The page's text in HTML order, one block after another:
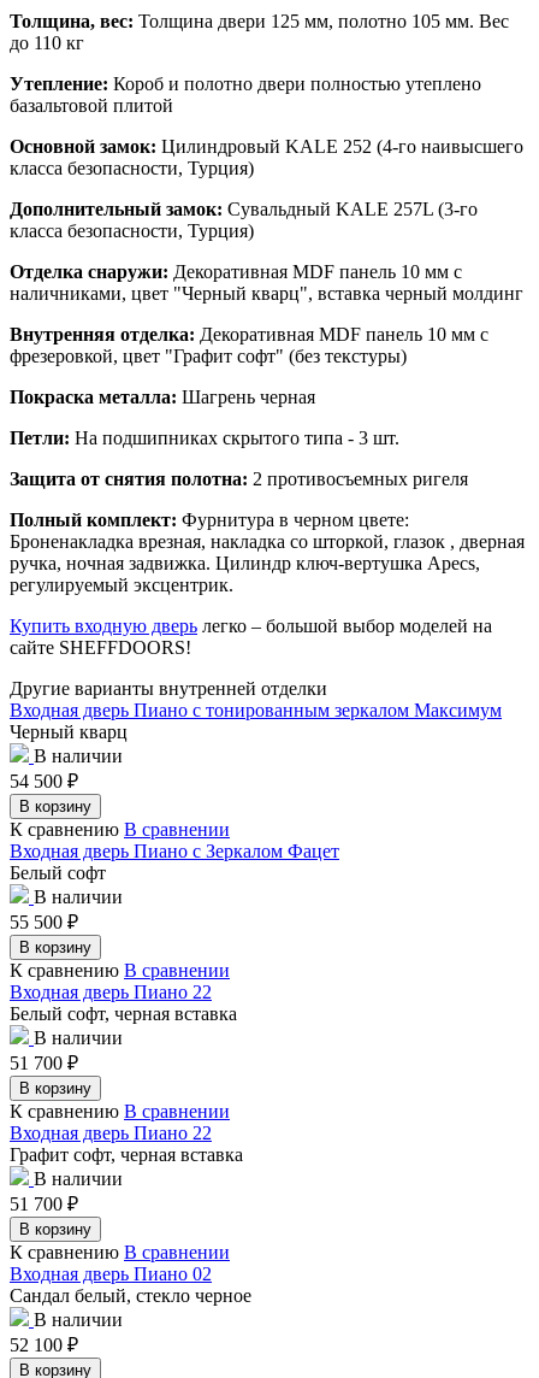
Толщина, вес: Толщина двери 125 мм, полотно 105 мм. Вес
до 110 кг
Утепление: Короб и полотно двери полностью утеплено
базальтовой плитой
Основной замок: Цилиндровый KALE 252 (4-го наивысшего
класса безопасности, Турция)
Дополнительный замок: Сувальдный KALE 257L (3-го
класса безопасности, Турция)
Отделка снаружи: Декоративная MDF панель 10 мм с
наличниками, цвет "Черный кварц", вставка черный молдинг
Внутренняя отделка: Декоративная MDF панель 10 мм с
фрезеровкой, цвет "Графит софт" (без текстуры)
Покраска металла: Шагрень черная
Петли: На подшипниках скрытого типа - 3 шт.
Защита от снятия полотна: 2 противосъемных ригеля
Полный комплект: Фурнитура в черном цвете:
Броненакладка врезная, накладка со шторкой, глазок , дверная
ручка, ночная задвижка. Цилиндр ключ-вертушка Apecs,
регулируемый эксцентрик.
Купить входную дверь легко – большой выбор моделей на
сайте SHEFFDOORS!
Другие варианты внутренней отделки
Входная дверь Пиано с тонированным зеркалом Максимум
Черный кварц
В наличии
54 500 ₽
В корзину
К сравнению В сравнении
Входная дверь Пиано с Зеркалом Фацет
Белый софт
В наличии
55 500 ₽
В корзину
К сравнению В сравнении
Входная дверь Пиано 22
Белый софт, черная вставка
В наличии
51 700 ₽
В корзину
К сравнению В сравнении
Входная дверь Пиано 22
Графит софт, черная вставка
В наличии
51 700 ₽
В корзину
К сравнению В сравнении
Входная дверь Пиано 02
Сандал белый, стекло черное
В наличии
52 100 ₽
В корзину